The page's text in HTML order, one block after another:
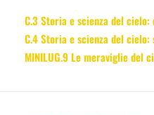
C.3 Storia e scienza del
C.4 Storia e scienza del cielo:
MINILUG.9 Le meraviglie del